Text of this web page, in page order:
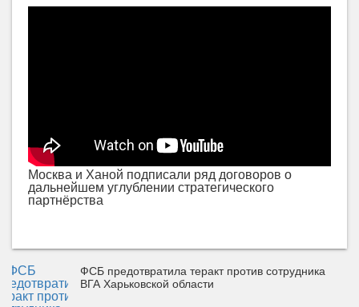
Москва и Ханой подписали ряд договоров о
дальнейшем углублении стратегического
партнёрства
ФСБ предотвратила теракт против сотрудника
ВГА Харьковской области